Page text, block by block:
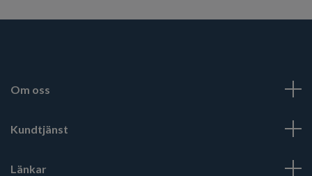
Om oss
Kundtjänst
Länkar